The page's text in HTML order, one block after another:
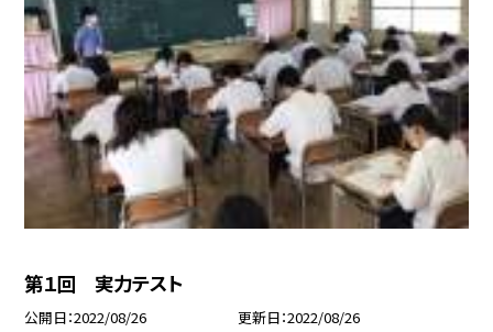
第１回 実力テスト
公開日 2022/08/26 更新日 2022/08/26